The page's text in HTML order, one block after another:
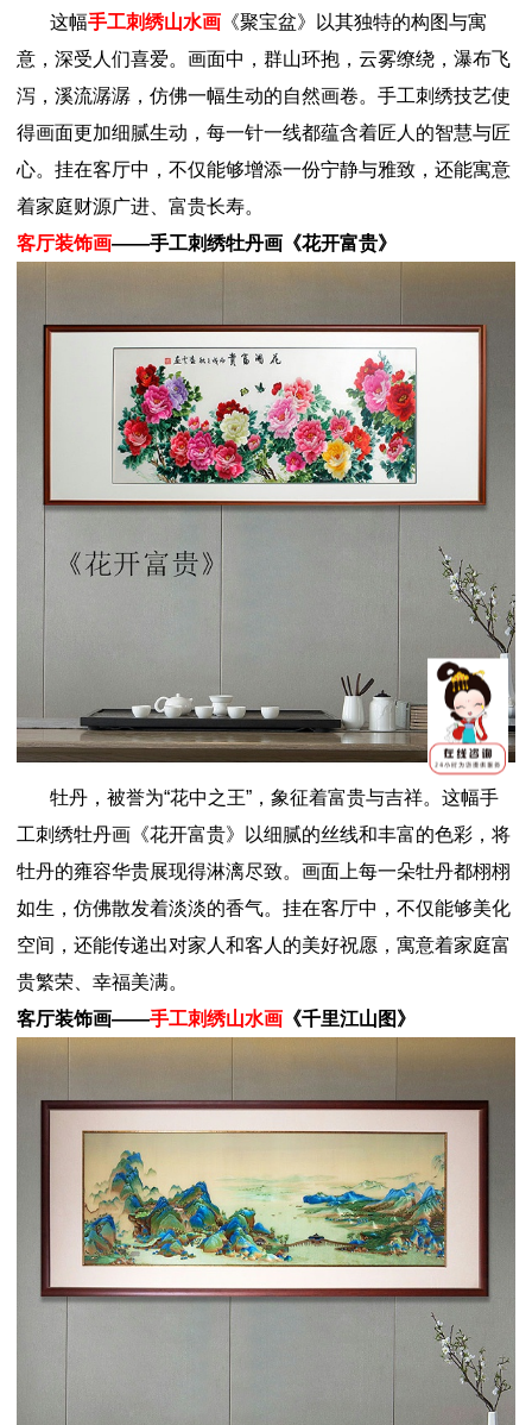
这幅手工刺绣山水画 《聚宝盆》以其独特的构图与寓
意，深受人们喜爱。画面中，群山环抱，云雾缭绕，瀑布飞
泻，溪流潺潺，仿佛一幅生动的自然画卷。手工刺绣技艺使
得画面更加细腻生动，每一针一线都蕴含着匠人的智慧与匠
心。挂在客厅中，不仅能够增添一份宁静与雅致，还能寓意
着家庭财源广进、富贵长寿。
客厅装饰画——手工刺绣牡丹画《花开富贵》
牡丹，被誉为“花中之王”，象征着富贵与吉祥。这幅手
工刺绣牡丹画《花开富贵》以细腻的丝线和丰富的色彩，将
牡丹的雍容华贵展现得淋漓尽致。画面上每一朵牡丹都栩栩
如生，仿佛散发着淡淡的香气。挂在客厅中，不仅能够美化
空间，还能传递出对家人和客人的美好祝愿，寓意着家庭富
贵繁荣、幸福美满。
客厅装饰画——手工刺绣山水画 《千里江山图》